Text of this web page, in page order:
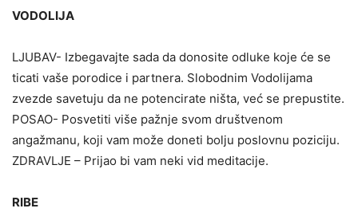
VODOLIJA
LJUBAV- Izbegavajte sada da donosite odluke koje će se
ticati vaše porodice i partnera. Slobodnim Vodolijama
zvezde savetuju da ne potencirate ništa, već se prepustite.
POSAO- Posvetiti više pažnje svom društvenom
angažmanu, koji vam može doneti bolju poslovnu poziciju.
ZDRAVLJE – Prijao bi vam neki vid meditacije.
RIBE